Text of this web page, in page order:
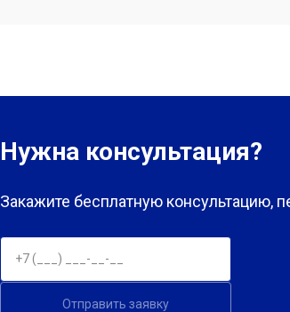
Нужна консультация?
Закажите бесплатную консультацию,
Отправить заявку